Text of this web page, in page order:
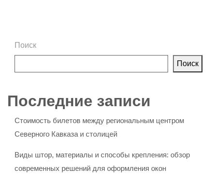
Поиск
Поиск
Последние записи
Стоимость билетов между региональным центром
Северного Кавказа и столицей
Виды штор, материалы и способы крепления: обзор
современных решений для оформления окон